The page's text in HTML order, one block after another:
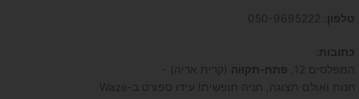
טלפון
כתובות
המפלסים 12,
פתח-תקווה (קרית אריה) -
חנות ואולם תצוגה, חניה חופשית! עידו ספורט ב-Waze